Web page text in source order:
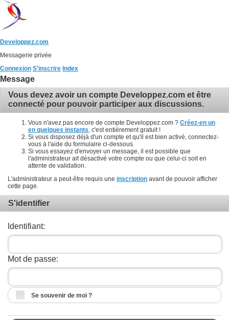
Developpez.com
Messagerie privée
Connexion S'inscrire Index
Message
Vous devez avoir un compte Developpez.com et être
connecté pour pouvoir participer aux discussions.
Vous n'avez pas encore de compte Developpez.com ? Créez-en un
en quelques instants , c'est entièrement gratuit !
Si vous disposez déjà d'un compte et qu'il est bien activé, connectez-
vous à l'aide du formulaire ci-dessous.
Si vous essayez d'envoyer un message, il est possible que
l'administrateur ait désactivé votre compte ou que celui-ci soit en
attente de validation.
L'administrateur a peut-être requis une inscription avant de pouvoir afficher
cette page.
S'identifier
Identifiant:
Mot de passe:
Se souvenir de moi ?